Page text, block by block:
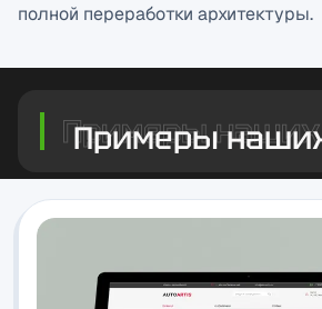
полной переработки архитектуры.
Примеры наших